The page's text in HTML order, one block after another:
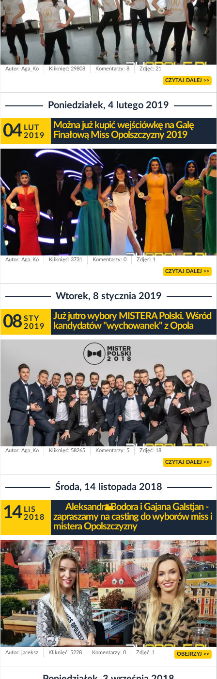
Autor: Aga_Ko Kliknięć: 29808 Komentarzy: 8 Zdjęć: 21
CZYTAJ DALEJ >>
Poniedziałek, 4 lutego 2019
04 LUT
2019
Można już kupić wejściówkę na Galę
Finałową Miss Opolszczyzny 2019
Autor: Aga_Ko Kliknięć: 3731 Komentarzy: 0 Zdjęć: 1
CZYTAJ DALEJ >>
Wtorek, 8 stycznia 2019
08 STY
2019
Już jutro wybory MISTERA Polski. Wśród
kandydatów "wychowanek" z Opola
Autor: Aga_Ko Kliknięć: 58265 Komentarzy: 5 Zdjęć: 18
CZYTAJ DALEJ >>
Środa, 14 listopada 2018
14 LIS
2018
Aleksandra Bodora i Gajana Galstjan -
zapraszamy na casting do wyborów miss i
mistera Opolszczyzny
Autor: jaceksz Kliknięć: 5228 Komentarzy: 0 Zdjęć: 1 OBEJRZYJ >>